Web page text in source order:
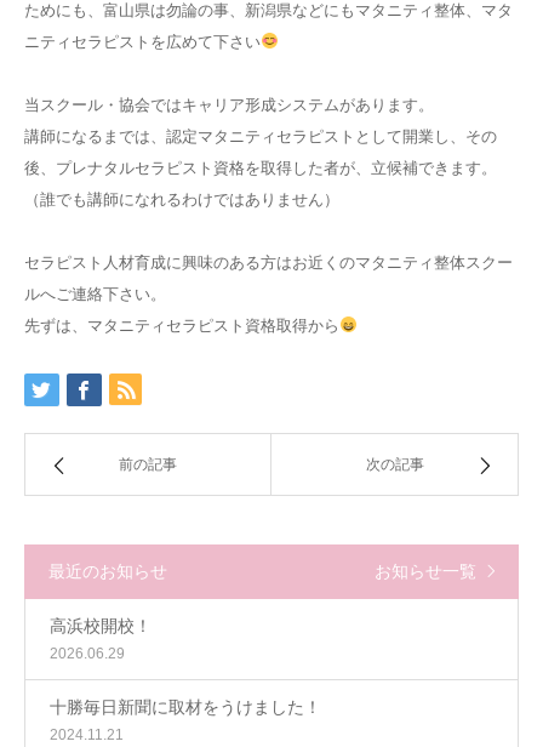
ためにも、富山県は勿論の事、新潟県などにもマタニティ整体、マタ
ニティセラピストを広めて下さい
当スクール・協会ではキャリア形成システムがあります。
講師になるまでは、認定マタニティセラピストとして開業し、その
後、プレナタルセラピスト資格を取得した者が、立候補できます。
（誰でも講師になれるわけではありません）
セラピスト人材育成に興味のある方はお近くのマタニティ整体スクー
ルへご連絡下さい。
先ずは、マタニティセラピスト資格取得から
前の記事 次の記事
最近のお知らせ お知らせ一覧
高浜校開校！
2026.06.29
十勝毎日新聞に取材をうけました！
2024.11.21